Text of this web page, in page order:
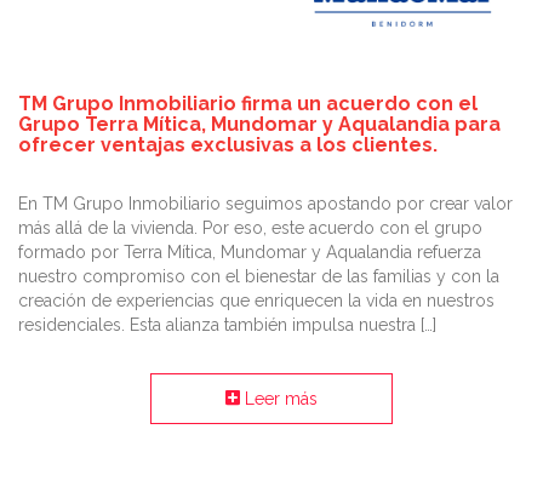
TM Grupo Inmobiliario firma un acuerdo con el
Grupo Terra Mítica, Mundomar y Aqualandia para
ofrecer ventajas exclusivas a los clientes.
En TM Grupo Inmobiliario seguimos apostando por crear valor
más allá de la vivienda. Por eso, este acuerdo con el grupo
formado por Terra Mítica, Mundomar y Aqualandia refuerza
nuestro compromiso con el bienestar de las familias y con la
creación de experiencias que enriquecen la vida en nuestros
residenciales. Esta alianza también impulsa nuestra […]
Leer más